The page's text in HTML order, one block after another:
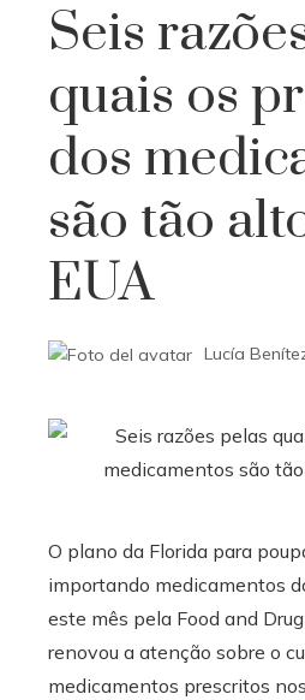
Seis
quais os
dos
são tão
EUA
Lucía
O plano da Florida para
importando medicamentos
este mês pela Food and
renovou a atenção sobre o
medicamentos prescritos